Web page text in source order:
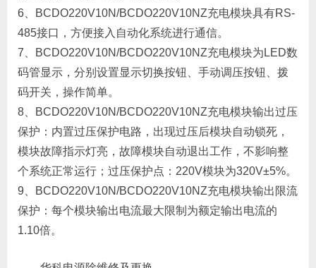
6、BCDO220V10N/BCDO220V10NZ充电模块具有RS-
485接口，方便接入自动化系统进行通信。
7、BCDO220V10N/BCDO220V10NZ充电模块为LED数
码管显示，分别设置显示切换按钮、手动调压按钮、拨
码开关，操作简单。
8、BCDO220V10N/BCDO220V10NZ充电模块输出过压
保护：内置过压保护电路，出现过压后模块自动锁死，
模块故障指示灯亮，故障模块自动退出工作，不影响整
个系统正常运行；过压保护点：220V模块为320V±5%。
9、BCDO220V10N/BCDO220V10NZ充电模块输出限流
保护：每个模块输出电流最大限制为额定输出电流的
1.10倍。